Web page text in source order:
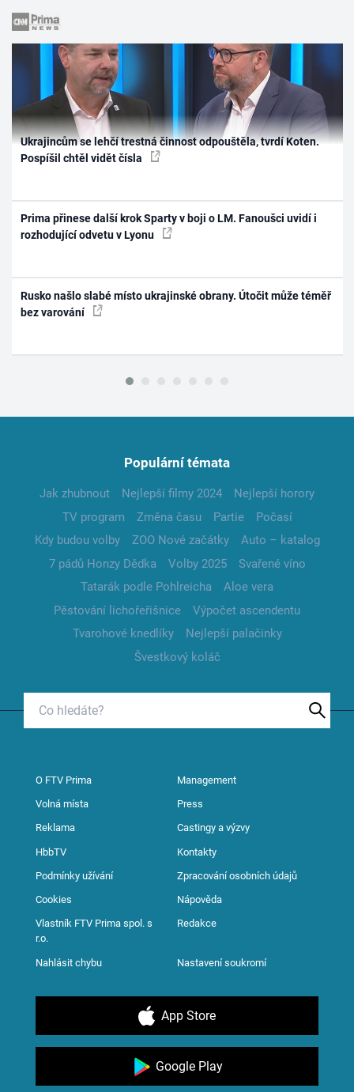
Ukrajincům se lehčí trestná činnost odpouštěla, tvrdí Koten.
Pospíšil chtěl vidět čísla
Prima přinese další krok Sparty v boji o LM. Fanoušci uvidí i
rozhodující odvetu v Lyonu
Rusko našlo slabé místo ukrajinské obrany. Útočit může téměř
bez varování
Populární témata
Jak zhubnout Nejlepší filmy 2024
Nejlepší horory
TV program
Změna času Partie
Počasí
Kdy budou volby
ZOO Nové začátky
Auto – katalog
7 pádů Honzy Dědka
Volby 2025
Svařené víno
Tatarák podle Pohlreicha
Aloe vera
Pěstování lichořeřišnice
Výpočet ascendentu
Tvarohové knedlíky
Nejlepší palačinky
Švestkový koláč
O FTV Prima Management
Volná místa Press
Reklama Castingy a výzvy
HbbTV Kontakty
Podmínky užívání Zpracování osobních údajů
Cookies Nápověda
Vlastník FTV Prima spol. s
r.o.
Redakce
Nahlásit chybu Nastavení soukromí
App Store
Google Play